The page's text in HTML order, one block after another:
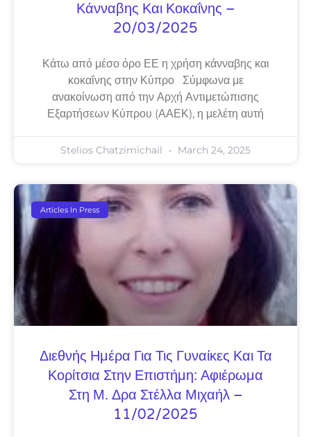
Κάνναβης Και Κοκαΐνης –
20/03/2025
Κάτω από μέσο όρο ΕΕ η χρήση κάνναβης και
κοκαΐνης στην Κύπρο Σύμφωνα με
ανακοίνωση από την Αρχή Αντιμετώπισης
Εξαρτήσεων Κύπρου (ΑΑΕΚ), η μελέτη αυτή
Stelios Chatzimichail March 24, 2025
Articles In Press
Διεθνής Ημέρα Για Τις Γυναίκες Και Τα
Κορίτσια Στην Επιστήμη: Αφιέρωμα
Στη Μ. Δρα Στέλλα Μιχαήλ –
11/02/2025